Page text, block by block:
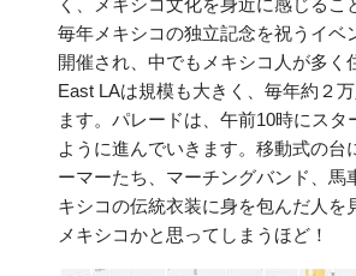
毎年メキシコの独立記念を祝うイベ
開催され、中でもメキシコ人が多く
East LAは規模も大きく、毎年約２
ます。パレードは、午前10時にスタ
ように進んでいきます。移動式の台
ーマーたち、マーチングバンド、馬
キシコの伝統衣装に身を包んだ人を
メキシコかと思ってしまうほど！